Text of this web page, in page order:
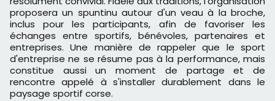
proposera un spuntinu autour d'un veau à la broche,
inclus pour les participants, afin de favoriser les
échanges entre sportifs, bénévoles, partenaires et
entreprises. Une manière de rappeler que le sport
d'entreprise ne se résume pas à la performance, mais
constitue aussi un moment de partage et de
rencontre appelé à s'installer durablement dans le
paysage sportif corse.